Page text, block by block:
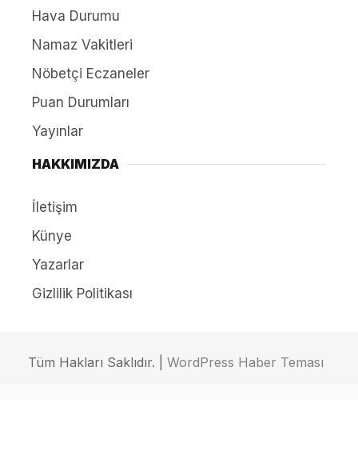
Hava Durumu
Namaz Vakitleri
Nöbetçi Eczaneler
Puan Durumları
Yayınlar
HAKKIMIZDA
İletişim
Künye
Yazarlar
Gizlilik Politikası
Tüm Hakları Saklıdır. | WordPress Haber Teması